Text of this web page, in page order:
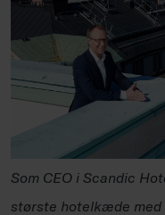
Som CEO i Scandic
største hotelkæde med